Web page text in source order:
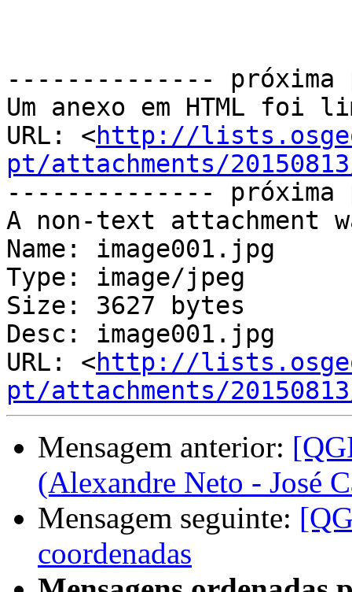
--------------
Um anexo em HTML foi
URL: <http://
pt/attachments/
--------------
A non-text attachment
Name: image001.jpg
Type: image/jpeg
Size: 3627 bytes
Desc: image001.jpg
URL: <http://
pt/attachments/
Mensagem anterior:
(Alexandre Neto - José
Mensagem seguinte:
coordenadas